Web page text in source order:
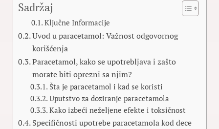
Sadržaj
Ključne Informacije
Uvod u paracetamol: Važnost odgovornog
korišćenja
Paracetamol, kako se upotrebljava i zašto
morate biti oprezni sa njim?
Šta je paracetamol i kad se koristi
Uputstvo za doziranje paracetamola
Kako izbeći neželjene efekte i toksičnost
Specifičnosti upotrebe paracetamola kod dece